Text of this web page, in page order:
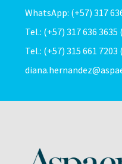
WhatsApp: (+57) 317
Tel.: (+57) 317 636
Tel.: (+57) 315 661